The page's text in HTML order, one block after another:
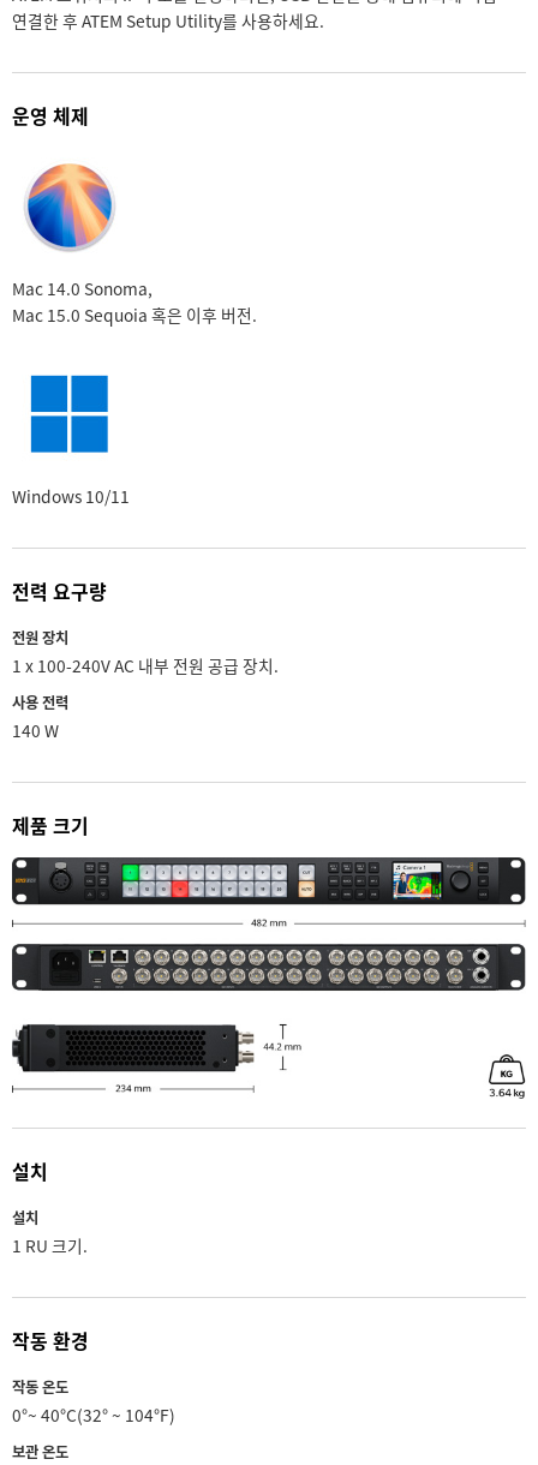
연결한 후 ATEM Setup Utility를 사용하세요.
운영 체제
Mac 14.0 Sonoma,
Mac 15.0 Sequoia 혹은 이후 버전.
Windows 10/11
전력 요구량
전원 장치
1 x 100-240V AC 내부 전원 공급 장치.
사용 전력
140 W
제품 크기
설치
설치
1 RU 크기.
작동 환경
작동 온도
0°~ 40°C(32° ~ 104°F)
보관 온도